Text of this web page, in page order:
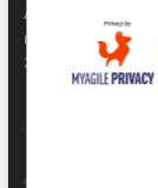
ANVU Sicilia
responsabilità
3 Agosto 2026
© Copyright 2022. All